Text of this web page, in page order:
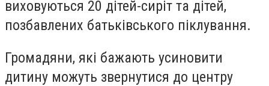
виховуються 20 дітей-сиріт та дітей,
позбавлених батьківського піклування.
Громадяни, які бажають усиновити
дитину можуть звернутися до центру